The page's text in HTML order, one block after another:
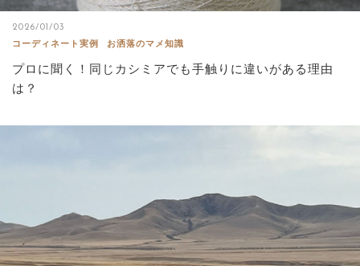
2026/01/03
コーディネート実例
お洒落のマメ知識
プロに聞く！同じカシミアでも手触りに違いがある理由
は？